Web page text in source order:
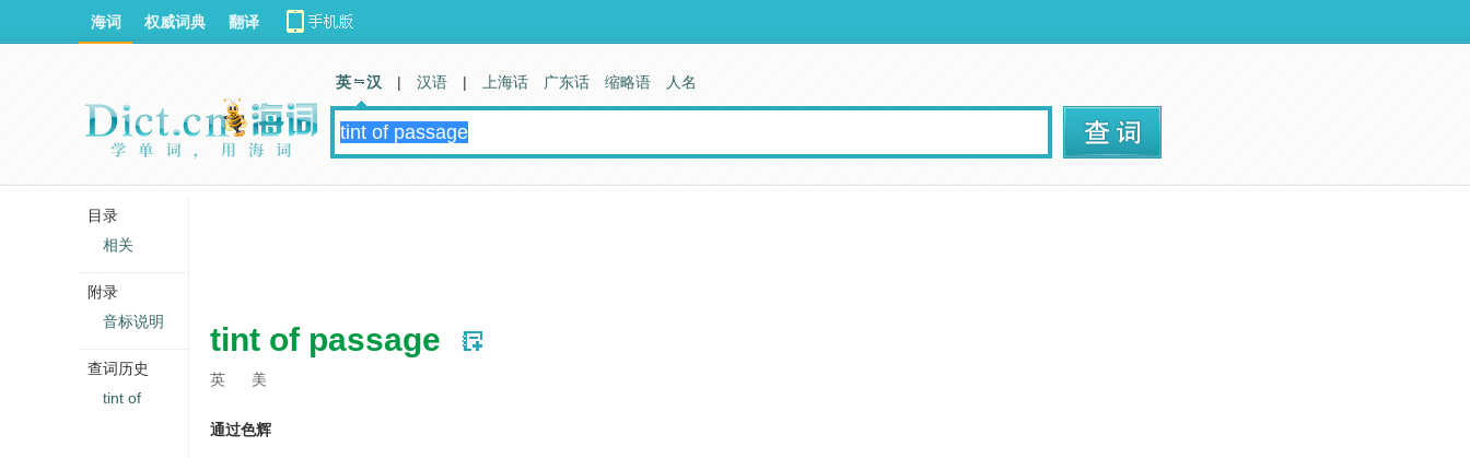
tint of passage
英 美
通过色辉
海词 权威词典 翻译
英 汉 | 汉语 | 上海话 广东话 缩略语 人名
目录
相关
附录
音标说明
查词历史
tint of